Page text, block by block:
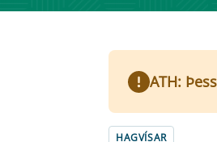
ATH:
HAGVÍSAR